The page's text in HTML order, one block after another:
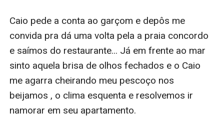
Caio pede a conta ao garçom e depôs me
convida pra dá uma volta pela a praia concordo
e saímos do restaurante... Já em frente ao mar
sinto aquela brisa de olhos fechados e o Caio
me agarra cheirando meu pescoço nos
beijamos , o clima esquenta e resolvemos ir
namorar em seu apartamento.